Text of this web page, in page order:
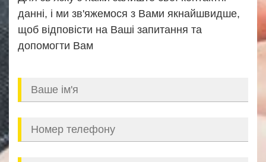
данні, і ми зв'яжемося з Вами якнайшвидше,
щоб відповісти на Ваші запитання та
допомогти Вам